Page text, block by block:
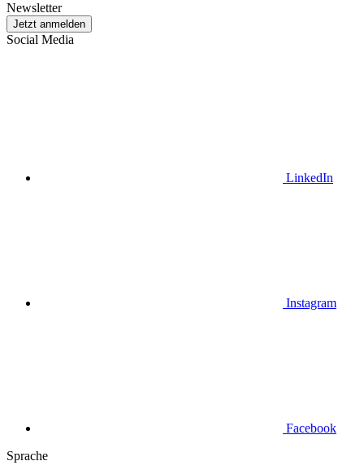
Newsletter
Jetzt anmelden
Social Media
LinkedIn
Instagram
Facebook
Sprache